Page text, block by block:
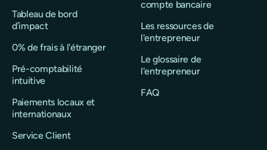
Tableau de bord
d’impact
0% de frais à l'étranger
Pré-comptabilité
intuitive
Paiements locaux et
internationaux
Service Client
compte bancaire
Les ressources de
l'entrepreneur
Le glossaire de
l'entrepreneur
FAQ